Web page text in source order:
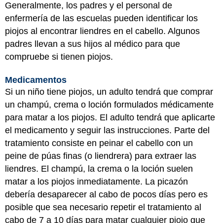
Generalmente, los padres y el personal de
enfermería de las escuelas pueden identificar los
piojos al encontrar liendres en el cabello. Algunos
padres llevan a sus hijos al médico para que
compruebe si tienen piojos.
Medicamentos
Si un niño tiene piojos, un adulto tendrá que comprar
un champú, crema o loción formulados médicamente
para matar a los piojos. El adulto tendrá que aplicarte
el medicamento y seguir las instrucciones. Parte del
tratamiento consiste en peinar el cabello con un
peine de púas finas (o liendrera) para extraer las
liendres. El champú, la crema o la loción suelen
matar a los piojos inmediatamente. La picazón
debería desaparecer al cabo de pocos días pero es
posible que sea necesario repetir el tratamiento al
cabo de 7 a 10 días para matar cualquier piojo que